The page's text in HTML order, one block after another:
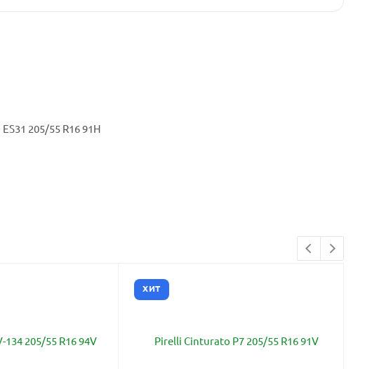
ХИТ